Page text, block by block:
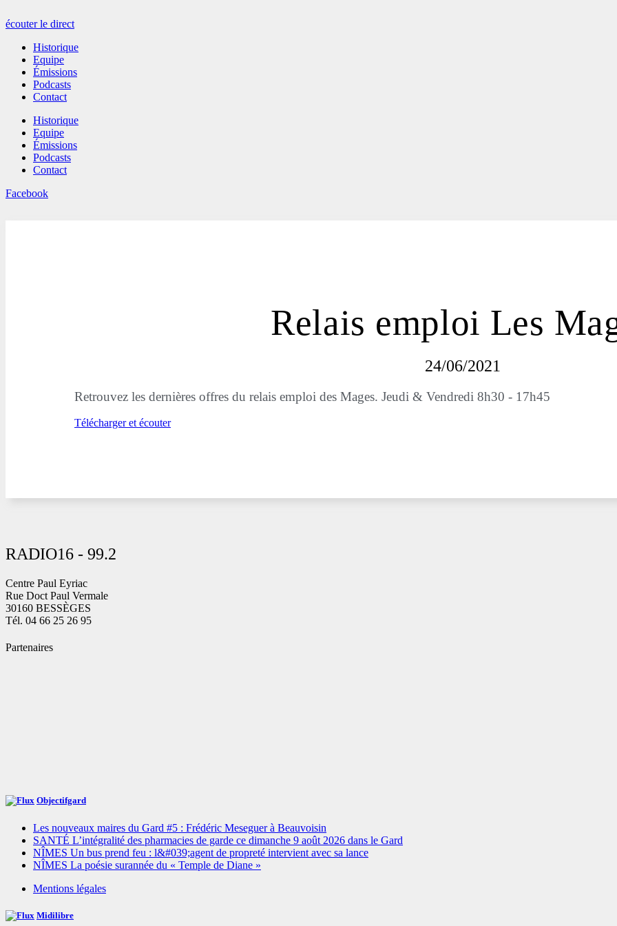
écouter le direct
Historique
Equipe
Émissions
Podcasts
Contact
Historique
Equipe
Émissions
Podcasts
Contact
Facebook
Relais emploi Les
24/06/2021
Retrouvez les dernières offres du relais emploi des Mages. Jeudi & Vendredi 8h30 - 17h45
Télécharger et écouter
RADIO16 - 99.2
Centre Paul Eyriac
Rue Doct Paul Vermale
30160 BESSÈGES
Tél. 04 66 25 26 95
Partenaires
Objectifgard
Les nouveaux maires du Gard #5 : Frédéric Meseguer à Beauvoisin
SANTÉ L’intégralité des pharmacies de garde ce dimanche 9 août 2026 dans le Gard
NÎMES Un bus prend feu : l&#039;agent de propreté intervient avec sa lance
NÎMES La poésie surannée du « Temple de Diane »
Mentions légales
Midilibre